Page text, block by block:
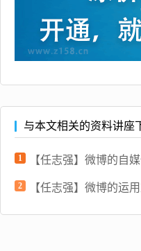
与本文相关的资料讲座
1 【任志强】微博的自
2 【任志强】微博的运